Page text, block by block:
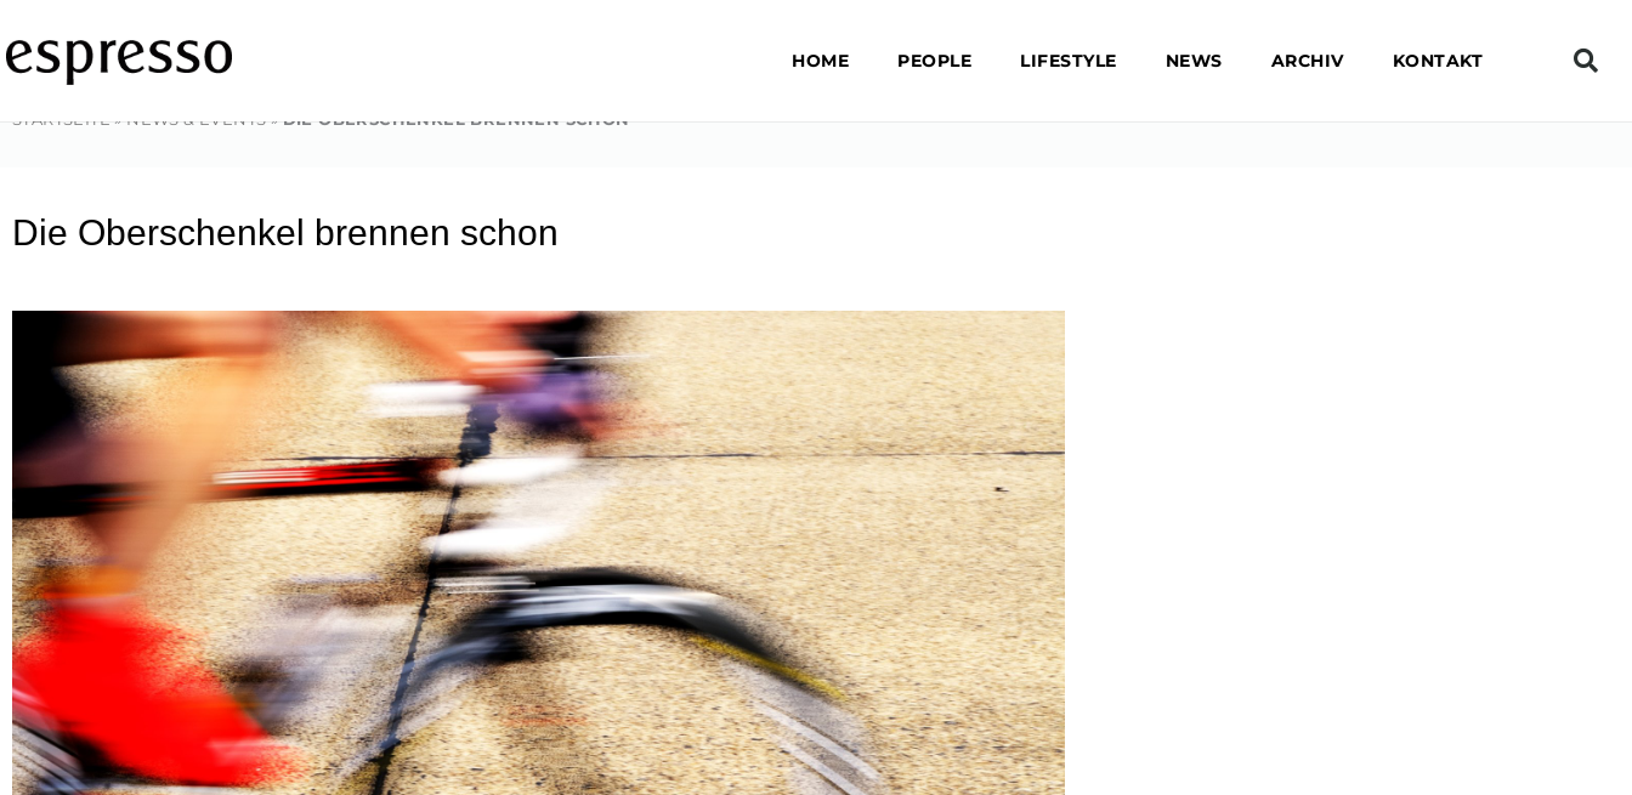
Inhalt
springen
HOME PEOPLE LIFESTYLE NEWS ARCHIV KONTAKT
STARTSEITE » NEWS & EVENTS » DIE OBERSCHENKEL BRENNEN SCHON
Die Oberschenkel brennen schon